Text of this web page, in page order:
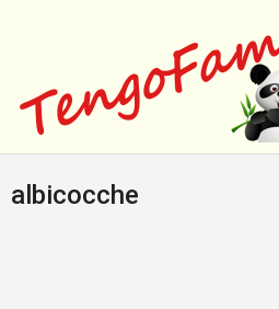
albicocche